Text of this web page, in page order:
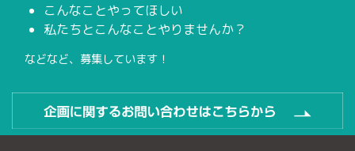
こんなことやってほしい
私たちとこんなことやりませんか？
などなど、募集しています！